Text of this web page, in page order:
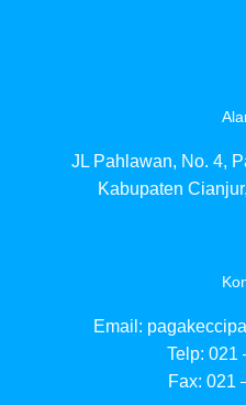
JL Pahlawan, No. 4,
Kabupaten
Email:
Telp: 021
Fax: 021